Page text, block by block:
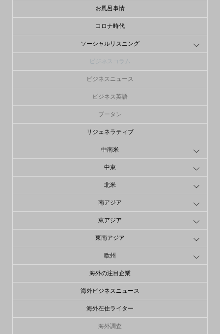
お風呂事情
コロナ時代
ソーシャルリスニング
ビジネスコラム
ビジネスニュース
ビジネス英語
ブータン
リジェネラティブ
中南米
中東
北米
南アジア
東アジア
東南アジア
欧州
海外の注目企業
海外ビジネスニュース
海外在住ライター
海外調査